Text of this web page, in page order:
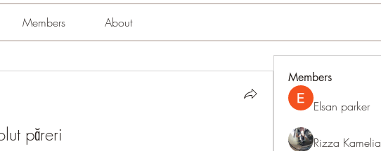
Members About
păreri
Members
Elsan parker
Rizza Kamelia